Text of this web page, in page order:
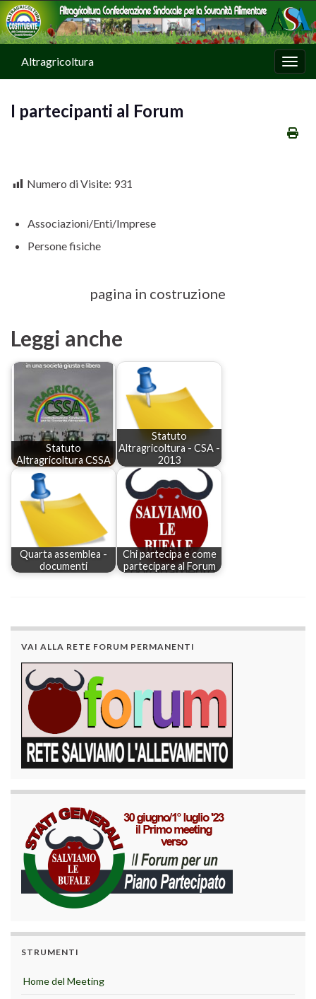
Altragricoltura
I partecipanti al Forum
Numero di Visite: 931
Associazioni/Enti/Imprese
Persone fisiche
pagina in costruzione
Leggi anche
Statuto
Altragricoltura CSSA
Statuto
Altragricoltura - CSA -
2013
Quarta assemblea -
documenti
Chi partecipa e come
partecipare al Forum
VAI ALLA RETE FORUM PERMANENTI
STRUMENTI
Home del Meeting